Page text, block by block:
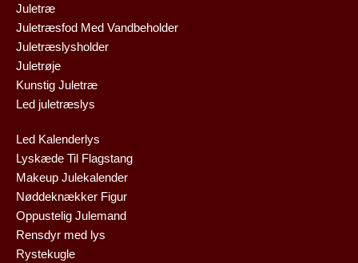
Juletræ
Juletræsfod Med Vandbeholder
Juletræslysholder
Juletrøje
Kunstig Juletræ
Led juletræslys
Led Kalenderlys
Lyskæde Til Flagstang
Makeup Julekalender
Nøddeknækker Figur
Oppustelig Julemand
Rensdyr med lys
Rystekugle